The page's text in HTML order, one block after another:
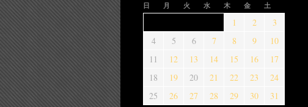
日 月 火 水 木 金 土
1 2
3
4
5 6 7 8 9
10
11
12 13 14 15 16
17
18
19 20 21 22 23
24
25
26 27 28 29 30 31